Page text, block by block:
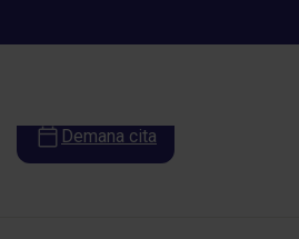
i
Demana cita